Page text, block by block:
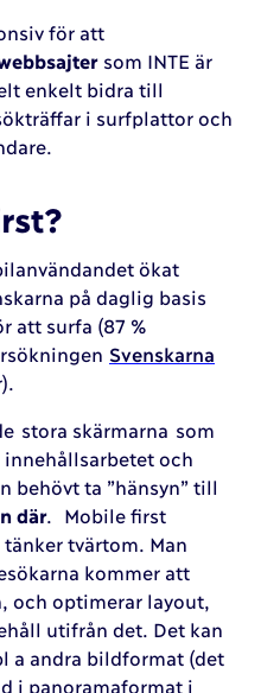
för att
som INTE är
enkelt bidra till
i surfplattor och
ökat
på daglig basis
att surfa (87 %
Svenskarna
stora skärmarna som
och
behövt ta ”hänsyn” till
där. Mobile first
tvärtom. Man
kommer att
och optimerar layout,
utifrån det. Det kan
a andra bildformat (det
i panoramaformat i